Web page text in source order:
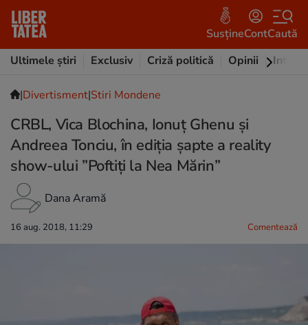
SusțineContCaută
Ultimele știri
Exclusiv Criză politică Opinii
|Divertisment|Stiri Mondene
CRBL, Vica Blochina, Ionuț Ghenu și
Andreea Tonciu, în ediția șapte a reality
show-ului ”Poftiți la Nea Mărin”
Dana Aramă
16 aug. 2018, 11:29 Comentează